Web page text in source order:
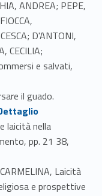
ANDREA; PEPE,
D'ANTONI,
CECILIA;
e salvati,
il guado.
39
laicità nella
pp. 21 38,
Laicità
e prospettive